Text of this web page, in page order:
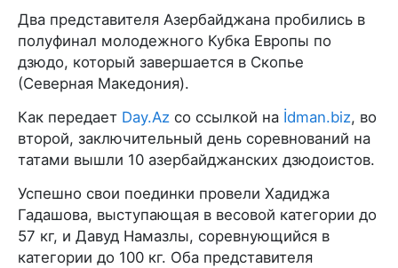
Два представителя Азербайджана пробились в
полуфинал молодежного Кубка Европы по
дзюдо, который завершается в Скопье
(Северная Македония).
Как передает Day.Az со ссылкой на İdman.biz, во
второй, заключительный день соревнований на
татами вышли 10 азербайджанских дзюдоистов.
Успешно свои поединки провели Хадиджа
Гадашова, выступающая в весовой категории до
57 кг, и Давуд Намазлы, соревнующийся в
категории до 100 кг. Оба представителя